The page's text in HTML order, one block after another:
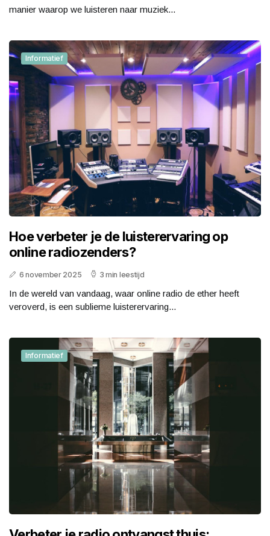
manier waarop we luisteren naar muziek...
Informatief
Hoe verbeter je de luisterervaring op
online radiozenders?
6 november 2025 3 min leestijd
In de wereld van vandaag, waar online radio de ether heeft
veroverd, is een sublieme luisterervaring...
Informatief